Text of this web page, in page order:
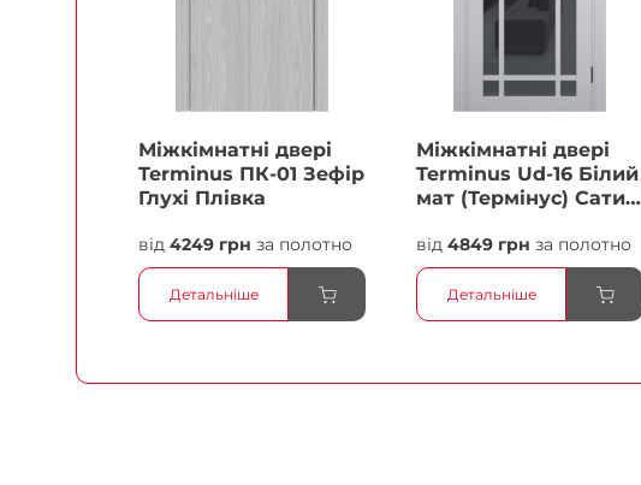
Міжкімнатні двері
Terminus ПК-01 Зефір
Глухі Плівка
від 4249 грн за полотно
Детальніше
Міжкімнатні двері
Terminus Ud-16 Білий
мат (Термінус) Сатин
від4849 грн за полотно
Детальніше